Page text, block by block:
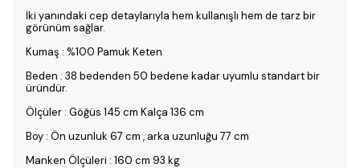
İki yanındaki cep detaylarıyla hem kullanışlı hem de tarz bir
görünüm sağlar.
Kumaş : %100 Pamuk Keten
Beden : 38 bedenden 50 bedene kadar uyumlu standart bir
üründür.
Ölçüler : Göğüs 145 cm Kalça 136 cm
Boy : Ön uzunluk 67 cm , arka uzunluğu 77 cm
Manken Ölçüleri : 160 cm 93 kg